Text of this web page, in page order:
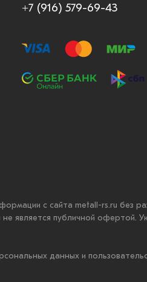
+7 (916) 579-69-43
с сайта metall-rs.ru без
является публичной
данных и